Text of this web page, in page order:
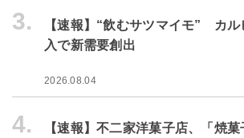
3.
【速報】“飲むサツマイモ” カ
入で新需要創出
2026.08.04
4.
【速報】不二家洋菓子店、「焼